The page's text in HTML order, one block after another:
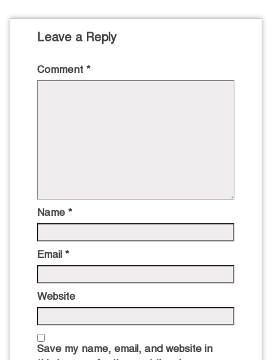
Leave a Reply
Comment *
Name *
Email *
Website
Save my name, email, and website in